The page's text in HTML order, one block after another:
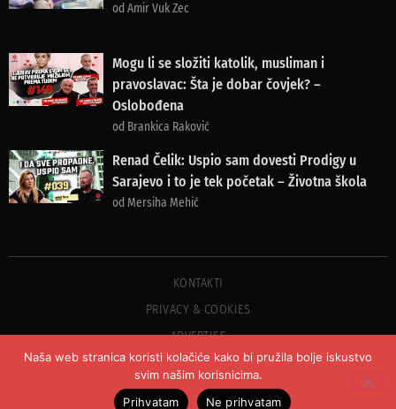
od Amir Vuk Zec
Mogu li se složiti katolik, musliman i
pravoslavac: Šta je dobar čovjek? –
Oslobođena
od Brankica Raković
Renad Čelik: Uspio sam dovesti Prodigy u
Sarajevo i to je tek početak – Životna škola
od Mersiha Mehić
©2023 COPYRIGHT OSLOBOĐENJE - SVA PRAVA PRIDRŽANA
KONTAKTI
PRIVACY & COOKIES
ADVERTISE
Naša web stranica koristi kolačiće kako bi pružila bolje iskustvo
svim našim korisnicima.
Prihvatam
Ne prihvatam